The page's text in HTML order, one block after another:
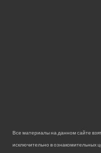
Все материалы на данном сайте
исключительно в ознакомительных